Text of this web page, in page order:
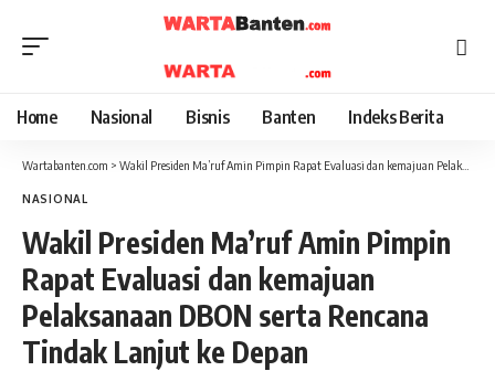
Home Nasional Bisnis Banten Indeks Berita
Wartabanten.com > Wakil Presiden Ma’ruf Amin Pimpin Rapat Evaluasi dan kemajuan Pelaksanaan DBON serta Rencana Tindak Lanjut ke Depan
NASIONAL
Wakil Presiden Ma’ruf Amin Pimpin
Rapat Evaluasi dan kemajuan
Pelaksanaan DBON serta Rencana
Tindak Lanjut ke Depan